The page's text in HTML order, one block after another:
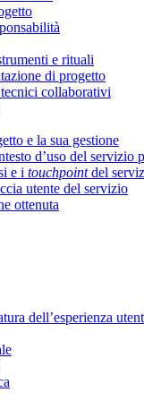
e rituali
di progetto
collaborativi
e la sua gestione
d’uso del servizio
e i touchpointdel
utente del servizio
ottenuta
dell’esperienza